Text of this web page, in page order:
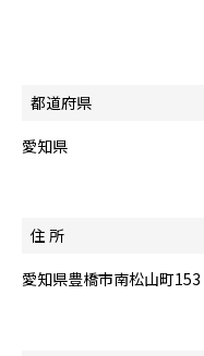
都道府県
愛知県
住 所
愛知県豊橋市南松山町153